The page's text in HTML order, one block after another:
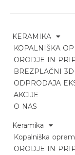
KERAMIKA
KOPALNIŠKA
ORODJE IN
BREZPLAČNI
ODPRODAJA
AKCIJE
O NAS
Keramika
Kopalniška
ORODJE IN